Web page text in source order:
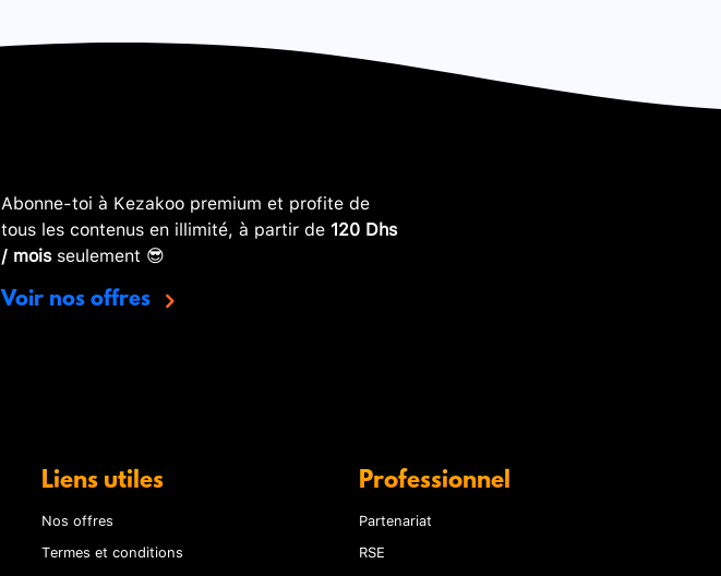
Abonne-toi à Kezakoo premium et profite de
tous les contenus en illimité, à partir de 120 Dhs
/ moisseulement 😎
Voir nos offres
Liens utiles
Nos offres
Termes et conditions
Professionnel
Partenariat
RSE